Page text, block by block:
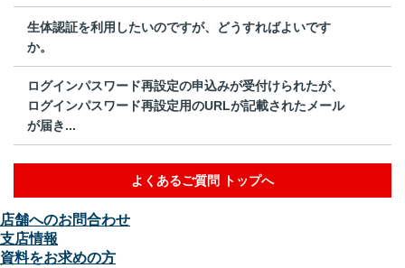
生体認証を利用したいのですが、どうすればよいです
か。
ログインパスワード再設定の申込みが受付けられたが、
ログインパスワード再設定用のURLが記載されたメール
が届き...
よくあるご質問 トップへ
店舗へのお問合わせ
支店情報
資料をお求めの方